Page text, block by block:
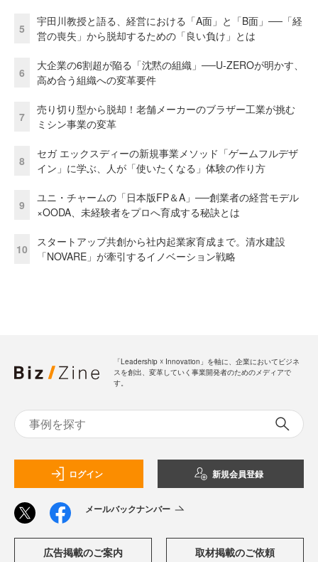
5
宇田川教授と語る、経営における「A面」と「B面」──「経
営の喪失」から脱却するための「良い負け」とは
6
大企業の6割超が陥る「沈黙の組織」──U-ZEROが明かす、
高め合う組織への変革要件
7
売り切り型から脱却！老舗メーカーのブラザー工業が挑む
ミシン事業の変革
8
セガ エックスディーの新規事業メソッド「ゲームフルデザ
イン」に学ぶ、人が「使いたくなる」体験の作り方
9
ユニ・チャームの「日本版FP＆A」──創業者の経営モデル
×OODA、未経験者をプロへ育成する秘訣とは
10
スタートアップ共創から社内起業家育成まで。清水建設
「NOVARE」が牽引するイノベーション戦略
「Leadership ☓ Innovation」を軸に、企業においてビジネ
スを創出、変革していく事業開発者のためのメディアで
す。
ログイン 新規会員登録
メールバックナンバー
広告掲載のご案内 取材掲載のご依頼